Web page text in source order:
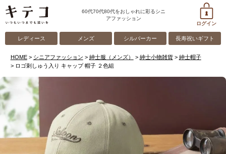
60代70代80代をおしゃれに彩るシニ
アファッション
ログイン
レディース メンズ シルバーカー 長寿祝いギフト
HOME シニアファッション 紳士服（メンズ） 紳士小物雑貨
紳士帽子
ロゴ刺しゅう入り キャップ 帽子 ２色組